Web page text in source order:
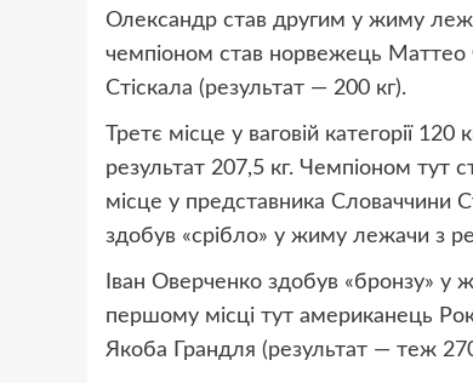
Олександр став другим у жиму
чемпіоном став норвежець Маттео
Стіскала (результат — 200 кг).
Третє місце у ваговій категорії
результат 207,5 кг. Чемпіоном тут
місце у представника Словаччини
здобув «срібло» у жиму лежачи з
Іван Оверченко здобув «бронзу» у
першому місці тут американець
Якоба Грандля (результат — теж